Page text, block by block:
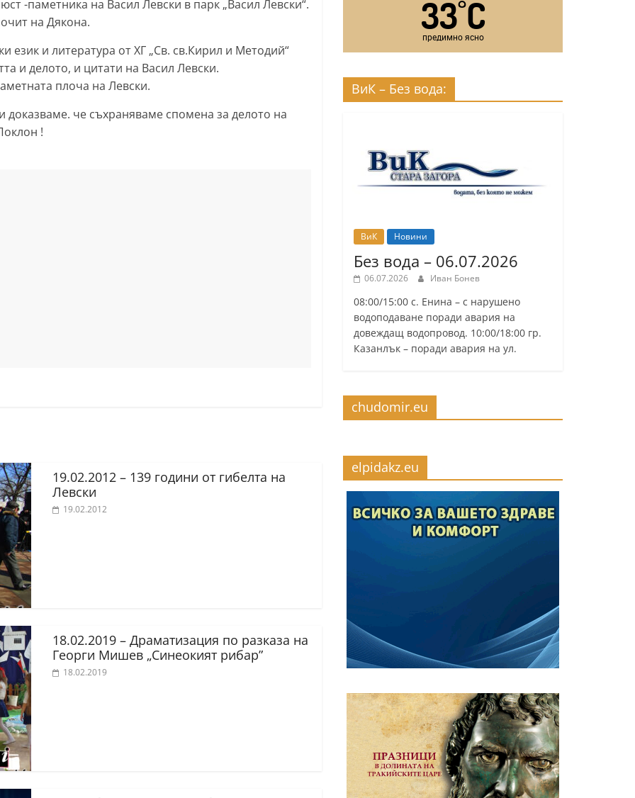
-паметника на Васил Левски в парк „Васил Левски“.
на Дякона.
език и литература от ХГ „Св. св.Кирил и Методий“
и делото, и цитати на Васил Левски.
плоча на Левски.
че съхраняваме спомена за делото на
!
19.02.2012 – 139 години от гибелта на
Левски
19.02.2012
18.02.2019 – Драматизация по разказа на
Георги Мишев „Синеокият рибар”
18.02.2019
33°C
предимно ясно
ВиК – Без вода:
ВиК Новини
Без вода – 06.07.2026
06.07.2026 Иван Бонев
08:00/15:00 с. Енина – с нарушено
водоподаване поради авария на
довеждащ водопровод. 10:00/18:00 гр.
Казанлък – поради авария на ул.
chudomir.eu
elpidakz.eu